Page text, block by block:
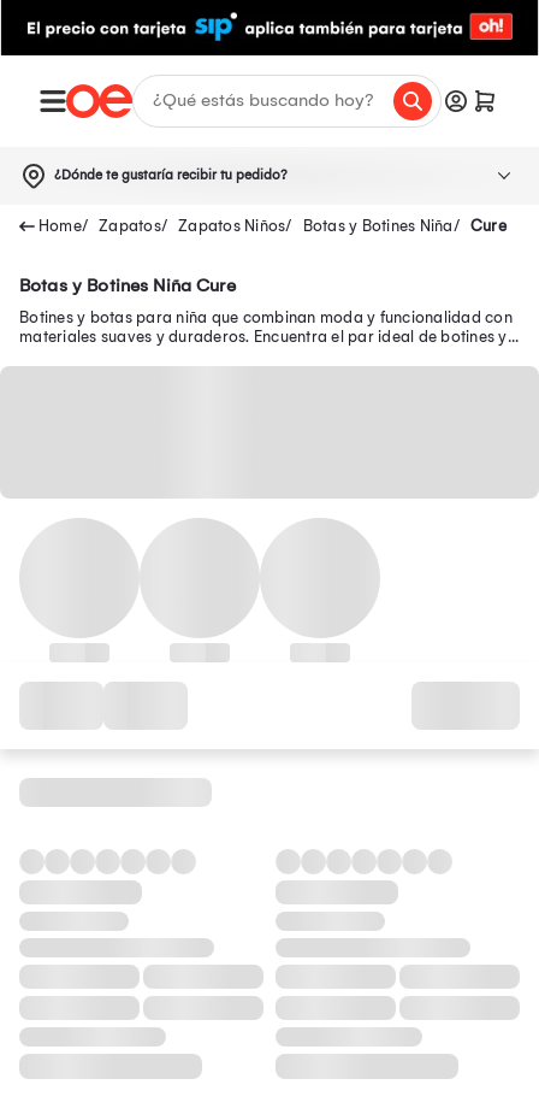
¿Dónde te gustaría recibir tu pedido?
Zapatos Zapatos Niños Botas y Botines Niña Cure
Botas y Botines Niña Cure
Botines y botas para niña que combinan moda y funcionalidad con
materiales suaves y duraderos. Encuentra el par ideal de botines y